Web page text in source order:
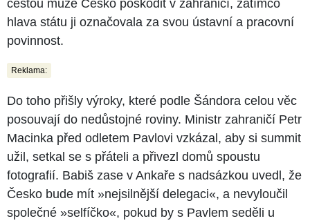
cestou může Česko poškodit v zahraničí, zatímco
hlava státu ji označovala za svou ústavní a pracovní
povinnost.
Reklama:
Do toho přišly výroky, které podle Šándora celou věc
posouvají do nedůstojné roviny. Ministr zahraničí Petr
Macinka před odletem Pavlovi vzkázal, aby si summit
užil, setkal se s přáteli a přivezl domů spoustu
fotografií. Babiš zase v Ankaře s nadsázkou uvedl, že
Česko bude mít »nejsilnější delegaci«, a nevyloučil
společné »selfíčko«, pokud by s Pavlem seděli u